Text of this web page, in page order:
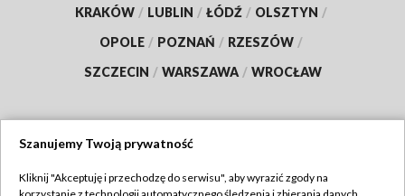
KRAKÓW / LUBLIN / ŁÓDŹ / OLSZTYN /
OPOLE / POZNAŃ / RZESZÓW /
SZCZECIN / WARSZAWA / WROCŁAW
Szanujemy Twoją prywatność
Kliknij "Akceptuję i przechodzę do serwisu", aby wyrazić zgody na